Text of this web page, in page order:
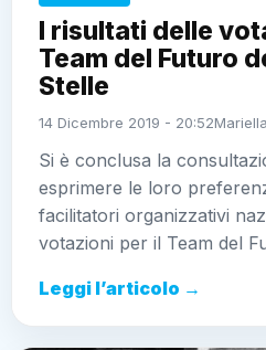
I risultati delle
Team del Futuro
Stelle
14 Dicembre 2019 - 20:52
Si è conclusa la
esprimere le loro
facilitatori organizzativi
votazioni per il Team del
Leggi l’articolo →